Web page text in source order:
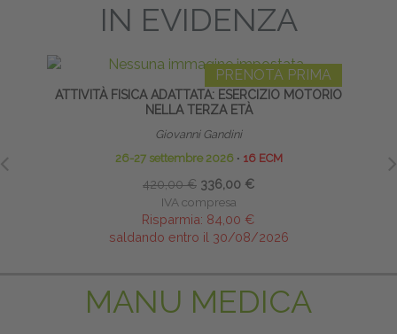
IN EVIDENZA
PRENOTA PRIMA
ATTIVITÀ FISICA ADATTATA: ESERCIZIO MOTORIO
NELLA TERZA ETÀ
Giovanni Gandini
26-27 settembre 2026 ∙ 16 ECM
420,00 € 336,00 €
IVA compresa
Risparmia: 84,00 €
saldando entro il 30/08/2026
MANU MEDICA